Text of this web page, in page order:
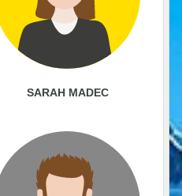
SARAH MADEC